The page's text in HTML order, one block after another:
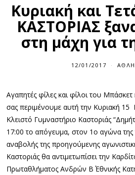
Κυριακή και
ΚΑΣΤΟΡΙΑΣ
στη μάχη για
12/01/2017
Αγαπητές φίλες και φίλοι του
σας περιμένουμε αυτή την Κυριακή 15
Κλειστό Γυμναστήριο Καστοριάς
17:00 το απόγευμα, στον 1ο αγώνα της
αναβολής της προηγούμενης
Καστοριάς θα αντιμετωπίσει την
Πρωταθλήματος Ανδρών Β΄ Εθνικής